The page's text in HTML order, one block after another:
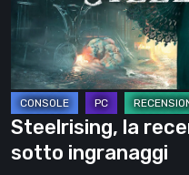
ingranaggi
Steelrising, la
sotto ingranaggi